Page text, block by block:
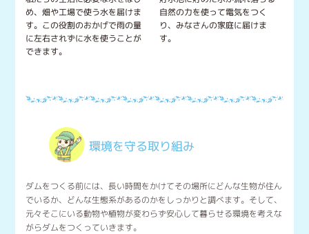
め、畑や工場で使う水を届けま
す。この役割のおかげで雨の量
に左右されずに水を使うことが
できます。
自然の力を使って電気をつく
り、みなさんの家庭に届けま
す。
環境を守る取り組み
ダムをつくる前には、長い時間をかけてその場所にどんな生物が住ん
でいるか、どんな生態系があるのかをしっかりと調べます。そして、
元々そこにいる動物や植物が変わらず安心して暮らせる環境を考えな
がらダムをつくっていきます。